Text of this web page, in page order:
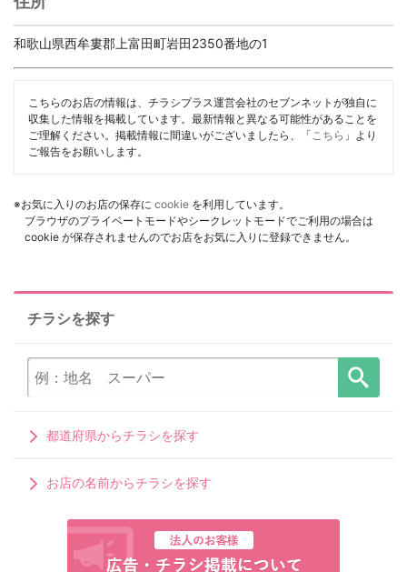
和歌山県西牟婁郡上富田町岩田2350番地の1
こちらのお店の情報は、チラシプラス運営会社のセブンネットが独自に
収集した情報を掲載しています。最新情報と異なる可能性があることを
ご理解ください。掲載情報に間違いがございましたら、「 こちら 」より
ご報告をお願いします。
※お気に入りのお店の保存に cookie を利用しています。
ブラウザのプライベートモードやシークレットモードでご利用の場合は
cookie が保存されませんのでお店をお気に入りに登録できません。
チラシを探す
都道府県からチラシを探す
お店の名前からチラシを探す